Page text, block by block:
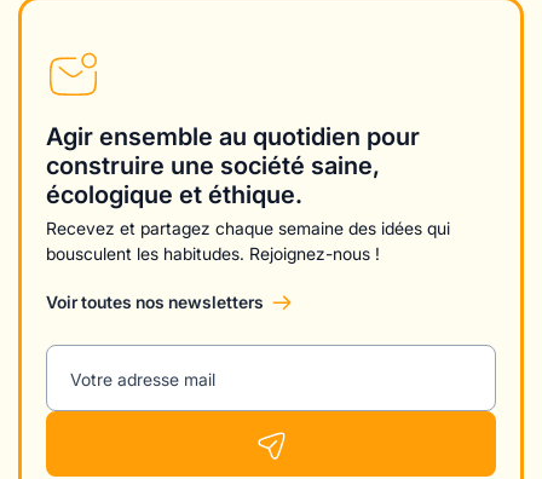
Agir ensemble au quotidien pour
construire une société saine,
écologique et éthique.
Recevez et partagez chaque semaine des idées qui
bousculent les habitudes. Rejoignez-nous !
Voir toutes nos newsletters
Votre adresse mail